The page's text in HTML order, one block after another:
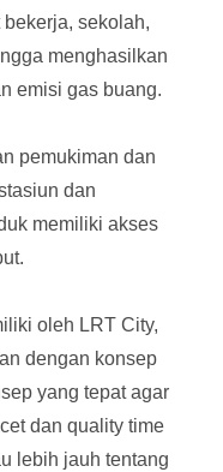
sekolah,
menghasilkan
emisi gas buang.
pemukiman dan
dan
memiliki akses
oleh LRT City,
dengan konsep
yang tepat agar
dan quality time
lebih jauh tentang